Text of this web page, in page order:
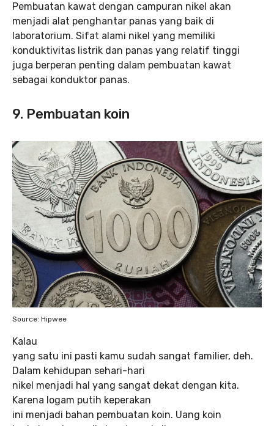
Pembuatan kawat dengan campuran nikel akan
menjadi alat penghantar panas yang baik di
laboratorium. Sifat alami nikel yang memiliki
konduktivitas listrik dan panas yang relatif tinggi
juga berperan penting dalam pembuatan kawat
sebagai konduktor panas.
9. Pembuatan koin
Source: Hipwee
Kalau
yang satu ini pasti kamu sudah sangat familier, deh.
Dalam kehidupan sehari-hari
nikel menjadi hal yang sangat dekat dengan kita.
Karena logam putih keperakan
ini menjadi bahan pembuatan koin. Uang koin